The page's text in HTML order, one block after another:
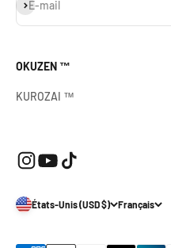
E-mail
S'inscrire
OKUZEN ™
KUROZAI ™
États-Unis (USD $) Français